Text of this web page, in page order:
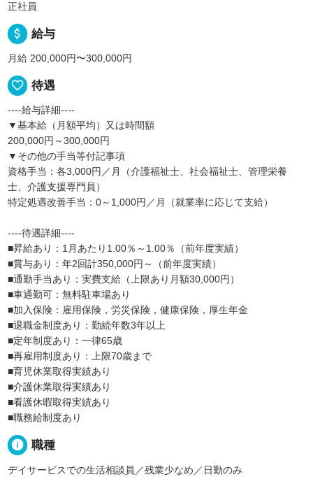
正社員
attach_money 給与
月給 200,000円〜300,000円
favorite_border 待遇
----給与詳細----
▼基本給（月額平均）又は時間額
200,000円～300,000円
▼その他の手当等付記事項
資格手当：各3,000円／月（介護福祉士、社会福祉士、管理栄養
士、介護支援専門員）
特定処遇改善手当：0～1,000円／月（就業率に応じて支給）
----待遇詳細----
■昇給あり：1月あたり1.00％～1.00％（前年度実績）
■賞与あり：年2回計350,000円～（前年度実績）
■通勤手当あり：実費支給（上限あり月額30,000円）
■車通勤可：無料駐車場あり
■加入保険：雇用保険，労災保険，健康保険，厚生年金
■退職金制度あり：勤続年数3年以上
■定年制度あり：一律65歳
■再雇用制度あり：上限70歳まで
■育児休業取得実績あり
■介護休業取得実績あり
■看護休暇取得実績あり
■職務給制度あり
info 職種
デイサービスでの生活相談員／残業少なめ／日勤のみ